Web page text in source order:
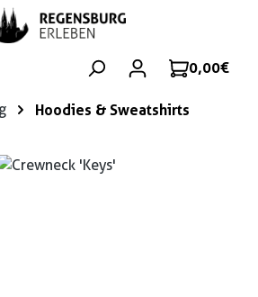
0,00 €
Hoodies & Sweatshirts